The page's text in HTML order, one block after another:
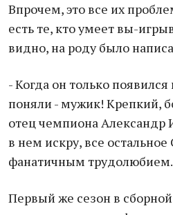
Впрочем, это все их
есть те, кто умеет вы-
видно, на роду было
- Когда он только появился
поняли - мужик! Крепкий,
отец чемпиона Александр
в нем искру, все
фанатичным трудолюбием.
Первый же сезон в